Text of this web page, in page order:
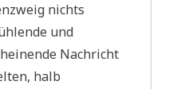
nichts
und
Nachricht
halb